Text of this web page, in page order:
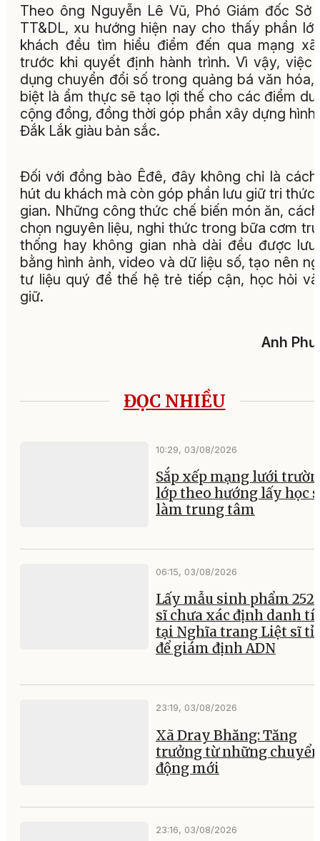
Theo ông Nguyễn Lê Vũ, Phó Giám đốc Sở
TT&DL, xu hướng hiện nay cho thấy phần
khách đều tìm hiểu điểm đến qua mạng
trước khi quyết định hành trình. Vì vậy, việc
dụng chuyển đổi số trong quảng bá văn hóa,
biệt là ẩm thực sẽ tạo lợi thế cho các điểm du
cộng đồng, đồng thời góp phần xây dựng hình
Đắk Lắk giàu bản sắc.
Đối với đồng bào Êđê, đây không chỉ là
hút du khách mà còn góp phần lưu giữ tri thức
gian. Những công thức chế biến món ăn,
chọn nguyên liệu, nghi thức trong bữa cơm
thống hay không gian nhà dài đều được
bằng hình ảnh, video và dữ liệu số, tạo nên
tư liệu quý để thế hệ trẻ tiếp cận, học hỏi
giữ.
Anh
ĐỌC NHIỀU
10:29, 03/08/2026
Sắp xếp mạng lưới
lớp theo hướng lấy học
làm trung tâm
06:15, 03/08/2026
Lấy mẫu sinh phẩm 252
sĩ chưa xác định danh
tại Nghĩa trang Liệt sĩ
để giám định ADN
23:19, 03/08/2026
Xã Dray Bhăng: Tăng
trưởng từ những chuyển
động mới
23:16, 03/08/2026